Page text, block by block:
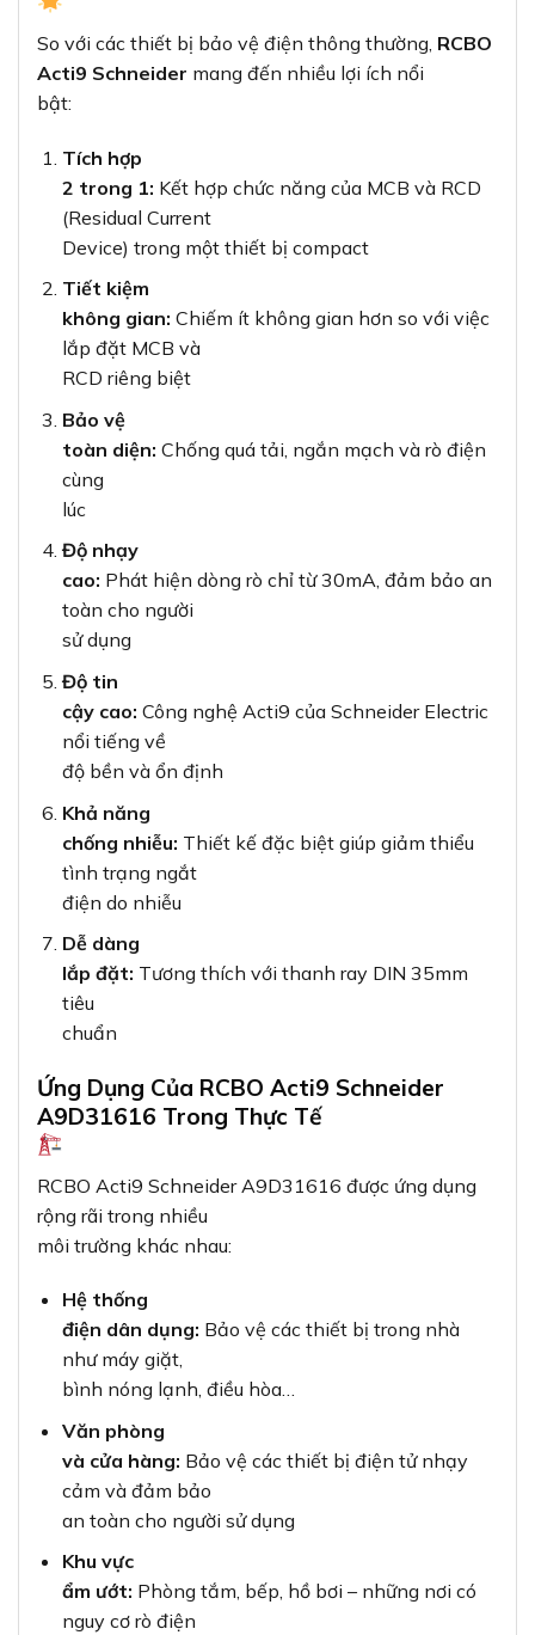
So với các thiết bị bảo vệ điện thông thường, RCBO
Acti9 Schneider mang đến nhiều lợi ích nổi
bật:
Tích hợp
2 trong 1: Kết hợp chức năng của MCB và RCD
(Residual Current
Device) trong một thiết bị compact
Tiết kiệm
không gian: Chiếm ít không gian hơn so với việc
lắp đặt MCB và
RCD riêng biệt
Bảo vệ
toàn diện: Chống quá tải, ngắn mạch và rò điện
cùng
lúc
Độ nhạy
cao: Phát hiện dòng rò chỉ từ 30mA, đảm bảo an
toàn cho người
sử dụng
Độ tin
cậy cao: Công nghệ Acti9 của Schneider Electric
nổi tiếng về
độ bền và ổn định
Khả năng
chống nhiễu: Thiết kế đặc biệt giúp giảm thiểu
tình trạng ngắt
điện do nhiễu
Dễ dàng
lắp đặt: Tương thích với thanh ray DIN 35mm
tiêu
chuẩn
Ứng Dụng Của RCBO Acti9 Schneider
A9D31616 Trong Thực Tế
RCBO Acti9 Schneider A9D31616 được ứng dụng
rộng rãi trong nhiều
môi trường khác nhau:
Hệ thống
điện dân dụng: Bảo vệ các thiết bị trong nhà
như máy giặt,
bình nóng lạnh, điều hòa…
Văn phòng
và cửa hàng: Bảo vệ các thiết bị điện tử nhạy
cảm và đảm bảo
an toàn cho người sử dụng
Khu vực
ẩm ướt: Phòng tắm, bếp, hồ bơi – những nơi có
nguy cơ rò điện